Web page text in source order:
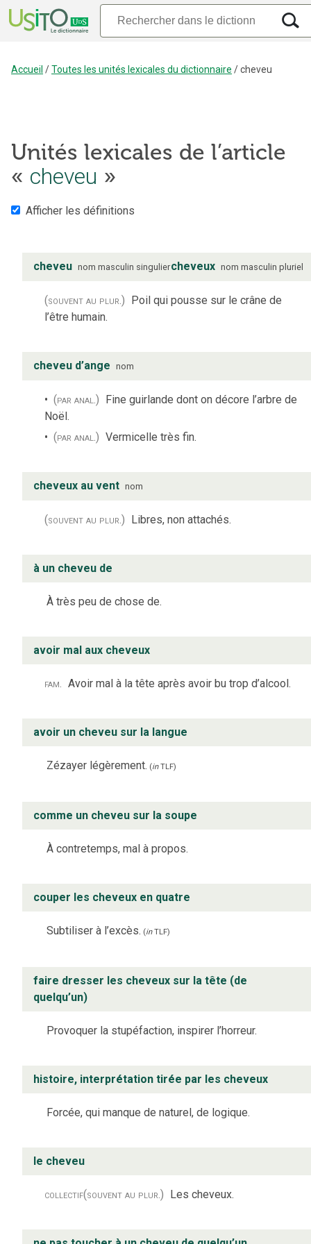
Accueil /Toutes les unités lexicales du dictionnaire /cheveu
Unités lexicales de l’article
« cheveu »
Afficher les définitions
cheveu nom masculin singuliercheveux nom masculin pluriel
(souvent au plur.) Poil qui pousse sur le crâne de
l’être humain.
cheveu d’ange nom
(par anal.) Fine guirlande dont on décore l’arbre de
Noël.
(par anal.) Vermicelle très fin.
cheveux au vent nom
(souvent au plur.) Libres, non attachés.
à un cheveu de
À très peu de chose de.
avoir mal aux cheveux
fam. Avoir mal à la tête après avoir bu trop d’alcool.
avoir un cheveu sur la langue
Zézayer légèrement. (inTLF)
comme un cheveu sur la soupe
À contretemps, mal à propos.
couper les cheveux en quatre
Subtiliser à l’excès. (inTLF)
faire dresser les cheveux sur la tête (de
quelqu’un)
Provoquer la stupéfaction, inspirer l’horreur.
histoire, interprétation tirée par les cheveux
Forcée, qui manque de naturel, de logique.
le cheveu
collectif(souvent au plur.) Les cheveux.